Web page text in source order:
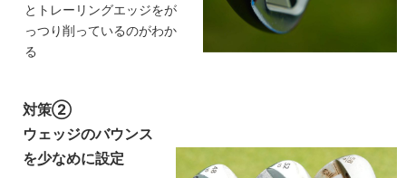
とトレーリングエッジをが
っつり削っているのがわか
る
対策②
ウェッジのバウンス
を少なめに設定